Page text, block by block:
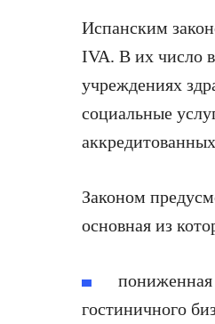
Испанским
IVA. В их число
учреждениях
социальные
Законом
основная из
пониженная
гостиничного